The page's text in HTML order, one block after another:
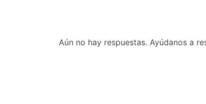
Aún no hay respuestas. Ayúdanos a